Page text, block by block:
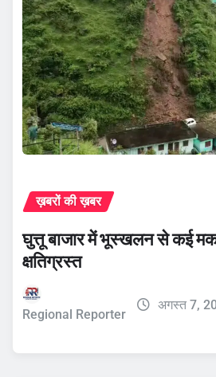
ख़बरों की ख़बर
घुत्तू बाजार में भूस्खलन से कई
क्षतिग्रस्त
Regional Reporter
अगस्त 7,